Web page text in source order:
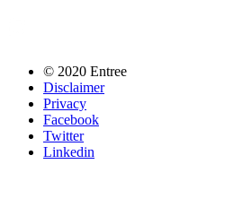
© 2020 Entree
Disclaimer
Privacy
Facebook
Twitter
Linkedin